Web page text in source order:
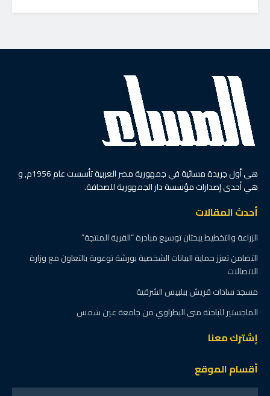
هي أول جريدة مسائية في جمهورية مصر العربية تأسست عام 1956م, و
هي أحدى إصدارات مؤسسة دار الجمهورية للصحافة.
أحدث المقالات
الزراعة والتخطيط يبحثان توسيع مبادرة “القرية المنتجة”
التضامن تعزز حماية البيانات الشخصية بورشة توعوية بالتعاون مع وزارة
الاتصالات
مسجد سادات قريش ببلبيس الشرقية
الماجستير للباحثة منى البطراوي من جامعة عين شمس
إشترك معنا
أقسام الموقع